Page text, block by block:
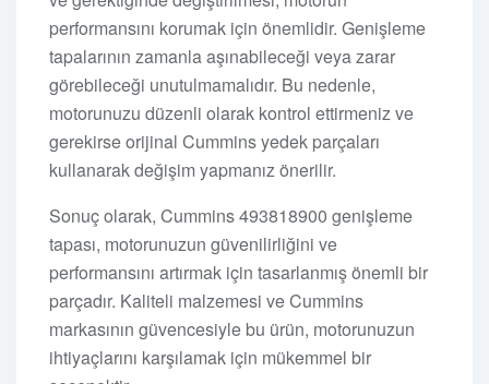
performansını korumak için önemlidir. Genişleme
tapalarının zamanla aşınabileceği veya zarar
görebileceği unutulmamalıdır. Bu nedenle,
motorunuzu düzenli olarak kontrol ettirmeniz ve
gerekirse orijinal Cummins yedek parçaları
kullanarak değişim yapmanız önerilir.
Sonuç olarak, Cummins 493818900 genişleme
tapası, motorunuzun güvenilirliğini ve
performansını artırmak için tasarlanmış önemli bir
parçadır. Kaliteli malzemesi ve Cummins
markasının güvencesiyle bu ürün, motorunuzun
ihtiyaçlarını karşılamak için mükemmel bir